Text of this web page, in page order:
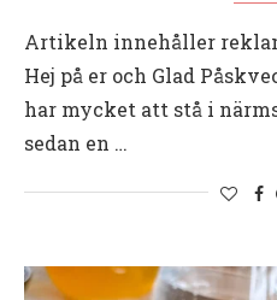
Artikeln innehåller
Hej på er och Glad
har mycket att stå i
sedan en …